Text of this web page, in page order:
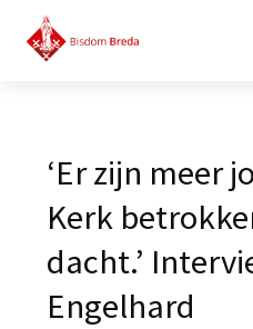
‘Er zijn meer
Kerk
dacht.’
Engelhard